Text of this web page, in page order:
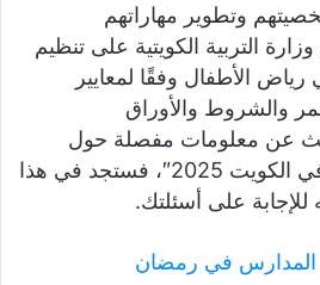
وتطوير مهاراتهم
التربية الكويتية على تنظيم
رياض الأطفال وفقًا لمعايير
والشروط والأوراق
عن معلومات مفصلة حول
“عمر تسجيل الروضة في الكويت 2025″، فستجد في هذا
للإجابة على أسئلتك.
المدارس في رمضان